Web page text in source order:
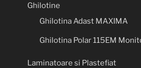
Ghilotine
Ghilotina Adast MAXIMA
Ghilotina Polar 115EM
Laminatoare si Plastefiat